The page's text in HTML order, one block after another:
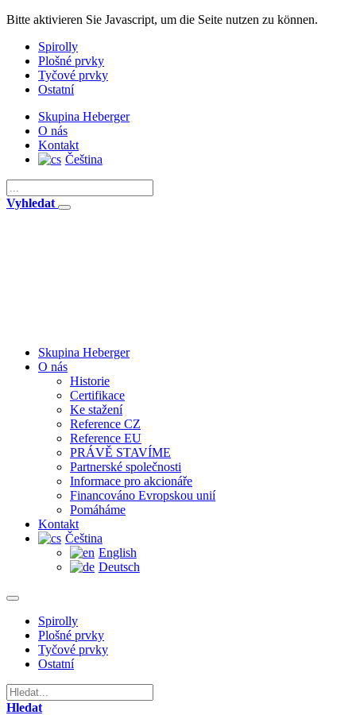
Bitte aktivieren Sie Javascript, um die Seite nutzen zu können.
Spirolly
Plošné prvky
Tyčové prvky
Ostatní
Skupina Heberger
O nás
Kontakt
Čeština
Vyhledat
Skupina Heberger
O nás
Historie
Certifikace
Ke stažení
Reference CZ
Reference EU
PRÁVĚ STAVÍME
Partnerské společnosti
Informace pro akcionáře
Financováno Evropskou unií
Pomáháme
Kontakt
Čeština
English
Deutsch
Spirolly
Plošné prvky
Tyčové prvky
Ostatní
Hledat